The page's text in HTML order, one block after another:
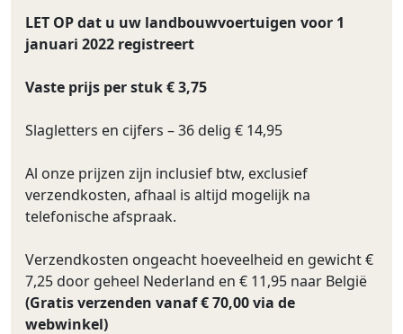
LET OP dat u uw landbouwvoertuigen voor 1
januari 2022 registreert
Vaste prijs per stuk € 3,75
Slagletters en cijfers – 36 delig € 14,95
Al onze prijzen zijn inclusief btw, exclusief
verzendkosten, afhaal is altijd mogelijk na
telefonische afspraak.
Verzendkosten ongeacht hoeveelheid en gewicht €
7,25 door geheel Nederland en € 11,95 naar België
(Gratis verzenden vanaf € 70,00 via de
webwinkel)